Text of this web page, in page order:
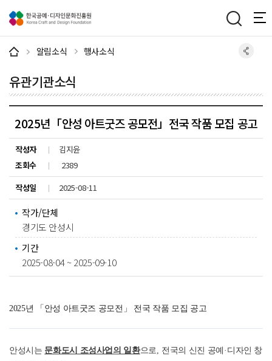
알림소식 행사소식
유관기관소식
2025년「안성 아트굿즈 공모전」전국 작품 모집 공고
작성자
김지윤
조회수
2389
작성일
2025-08-11
작가/단체
경기도 안성시
기간
2025-08-04 ~ 2025-09-10
2025년 「안성 아트굿즈 공모전」 전국 작품 모집 공고
안성시는 문화도시 조성사업의 일환으로, 전국의 신진 공예 · 디자인 창